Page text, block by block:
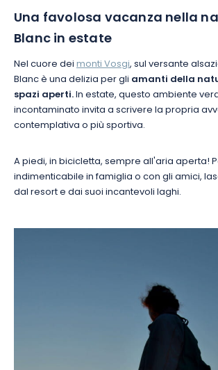
Una favolosa vacanza nella
Blanc in estate
Nel cuore deimonti Vosgi, sul versante
Blanc è una delizia per gli amanti della
spazi aperti.In estate, questo ambiente
incontaminato invita a scrivere la propria
contemplativa o più sportiva.
A piedi, in bicicletta, sempre all'aria aperta!
indimenticabile in famiglia o con gli amici,
dal resort e dai suoi incantevoli laghi.